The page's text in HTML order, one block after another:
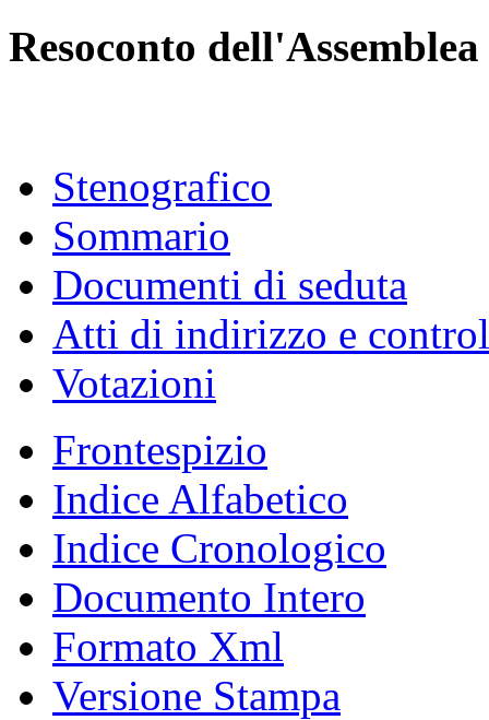
Resoconto dell'Assemblea
Stenografico
Sommario
Documenti di seduta
Atti di indirizzo e
Votazioni
Frontespizio
Indice Alfabetico
Indice Cronologico
Documento Intero
Formato Xml
Versione Stampa